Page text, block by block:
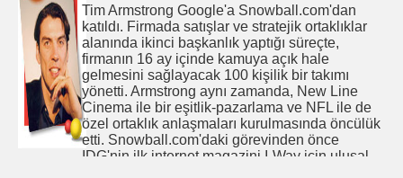
konuşmacı olarak katılmıştır. Firma başkanı
olarak çalışmadığı zamanlarda, trapez, scuba
diving ve giğer Google'cılar ile roller-hockey
oyunları oynar.
pazarlama ve ürün yönetimi ve iş geliştirme
pozisyonlarında görev almıştır.
Kordestani, Stanford Üniversitesinden bir MBA
ve San Jose State Üniversitesi'nden de elektrik
mühendisliği dalında Bakalorya denkliği
sahibidir.
Tim Armstrong Google'a Snowball.com'dan
katıldı. Firmada satışlar ve stratejik ortaklıklar
alanında ikinci başkanlık yaptığı süreçte,
firmanın 16 ay içinde kamuya açık hale
gelmesini sağlayacak 100 kişilik bir takımı
yönetti. Armstrong aynı zamanda, New Line
Cinema ile bir eşitlik-pazarlama ve NFL ile de
özel ortaklık anlaşmaları kurulmasında öncülük
etti. Snowball.com'daki görevinden önce
IDG'nin ilk internet magazini I-Way için ulusal